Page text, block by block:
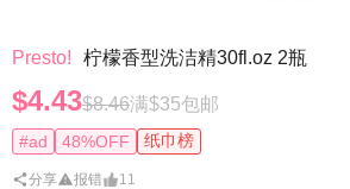
Presto! 柠檬香型洗洁精30fl.oz 2瓶
$4.43$8.46满$35包邮
#ad 48%OFF 纸巾榜
分享 报错 11